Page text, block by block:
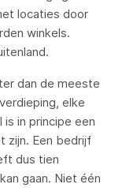
locaties door
winkels.
dan de meeste
elke
in principe een
zijn. Een bedrijf
dus tien
gaan. Niet één